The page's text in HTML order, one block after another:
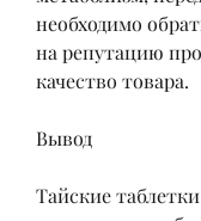
необходимо
на репутацию
качество товара.
Вывод
Тайские